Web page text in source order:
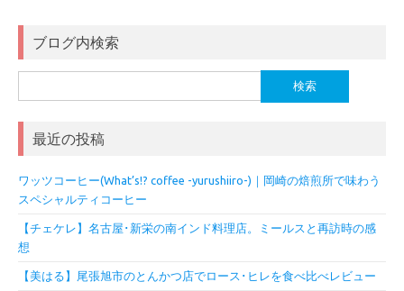
ブログ内検索
索:
最近の投稿
ワッツコーヒー(What’s!? coffee -yurushiiro-)｜岡崎の焙煎所で味わう
スペシャルティコーヒー
【チェケレ】名古屋･新栄の南インド料理店。ミールスと再訪時の感
想
【美はる】尾張旭市のとんかつ店でロース･ヒレを食べ比べレビュー